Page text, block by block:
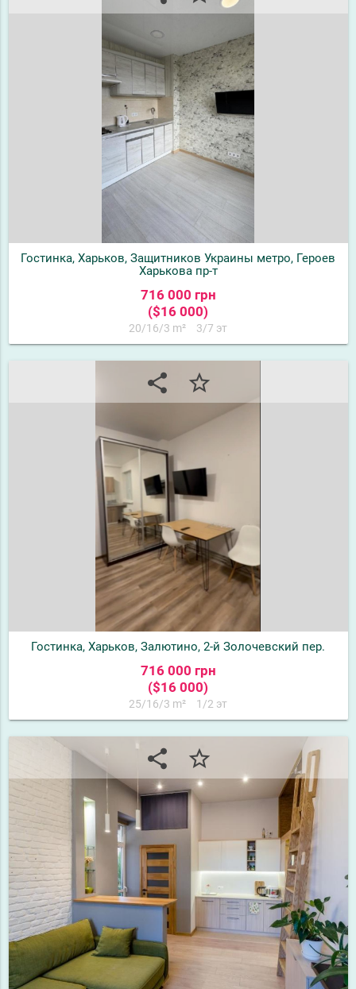
Гостинка, Харьков, Защитников Украины метро, Героев
Харькова пр-т
716 000 грн
($16 000)
20/16/3 m² 3/7 эт
share star_border
Гостинка, Харьков, Залютино, 2-й Золочевский пер.
716 000 грн
($16 000)
25/16/3 m² 1/2 эт
share star_border